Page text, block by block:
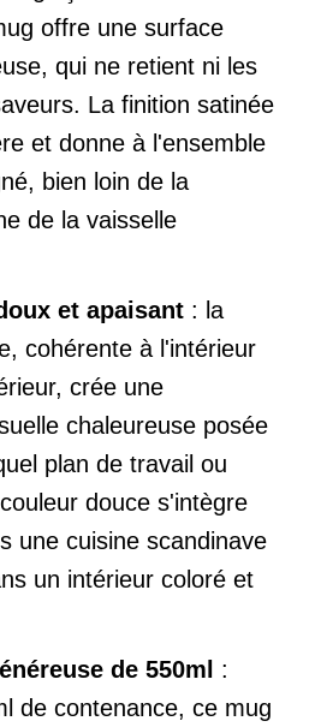
offre une surface
qui ne retient ni les
La finition satinée
et donne à l'ensemble
bien loin de la
de la vaisselle
et apaisant : la
cohérente à l'intérieur
crée une
chaleureuse posée
plan de travail ou
douce s'intègre
une cuisine scandinave
un intérieur coloré et
de 550ml
:
de contenance, ce mug